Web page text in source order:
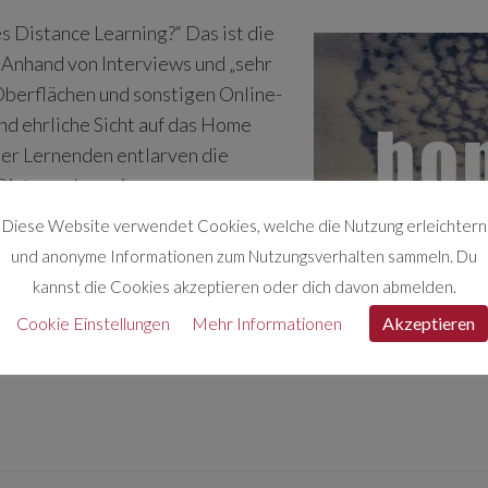
Distance Learning?“ Das ist die
von Interviews und „sehr
und sonstigen Online-
ehrliche Sicht auf das Home
Lernenden entlarven die
Learnings.
Diese Website verwendet Cookies, welche die Nutzung erleichtern
und anonyme Informationen zum Nutzungsverhalten sammeln. Du
kannst die Cookies akzeptieren oder dich davon abmelden.
Cookie Einstellungen Mehr Informationen Akzeptieren